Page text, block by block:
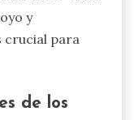
y
crucial para
de los